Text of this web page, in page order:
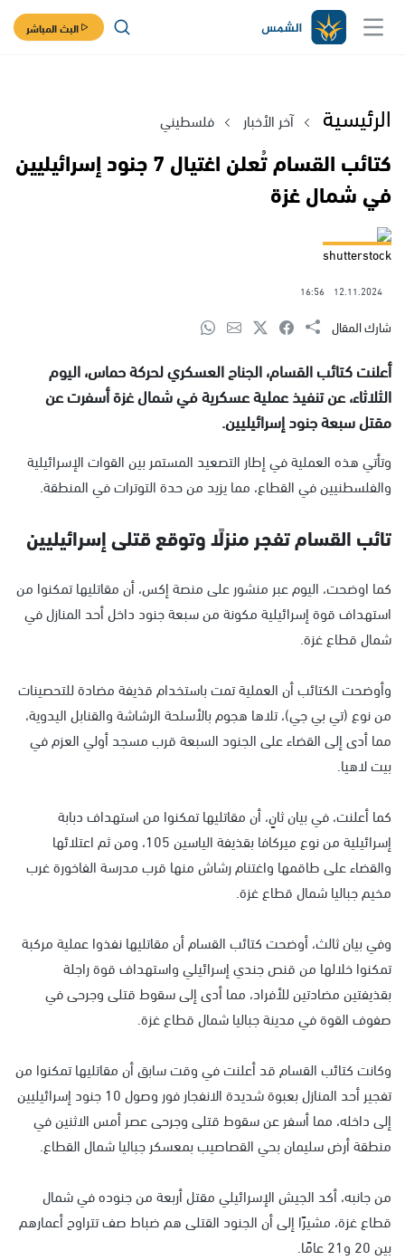
البث المباشر
الرئيسية آخر الأخبار فلسطيني
كتائب القسام تُعلن اغتيال 7 جنود إسرائيليين
في شمال غزة
shutterstock
12.11.2024
16:56
شارك المقال
أعلنت كتائب القسام، الجناح العسكري لحركة حماس، اليوم
الثلاثاء، عن تنفيذ عملية عسكرية في شمال غزة أسفرت عن
مقتل سبعة جنود إسرائيليين.
وتأتي هذه العملية في إطار التصعيد المستمر بين القوات الإسرائيلية
والفلسطنيين في القطاع، مما يزيد من حدة التوترات في المنطقة.
تائب القسام تفجر منزلًا وتوقع قتلى إسرائيليين
كما اوضحت، اليوم عبر منشور على منصة إكس، أن مقاتليها تمكنوا من
استهداف قوة إسرائيلية مكونة من سبعة جنود داخل أحد المنازل في
شمال قطاع غزة.
وأوضحت الكتائب أن العملية تمت باستخدام قذيفة مضادة للتحصينات
من نوع (تي بي جي)، تلاها هجوم بالأسلحة الرشاشة والقنابل اليدوية،
مما أدى إلى القضاء على الجنود السبعة قرب مسجد أولي العزم في
بيت لاهيا.
كما أعلنت، في بيان ثانٍ، أن مقاتليها تمكنوا من استهداف دبابة
إسرائيلية من نوع ميركافا بقذيفة الياسين 105، ومن ثم اعتلائها
والقضاء على طاقمها واغتنام رشاش منها قرب مدرسة الفاخورة غرب
مخيم جباليا شمال قطاع غزة.
وفي بيان ثالث، أوضحت كتائب القسام أن مقاتليها نفذوا عملية مركبة
تمكنوا خلالها من قنص جندي إسرائيلي واستهداف قوة راجلة
بقذيفتين مضادتين للأفراد، مما أدى إلى سقوط قتلى وجرحى في
صفوف القوة في مدينة جباليا شمال قطاع غزة.
وكانت كتائب القسام قد أعلنت في وقت سابق أن مقاتليها تمكنوا من
تفجير أحد المنازل بعبوة شديدة الانفجار فور وصول 10 جنود إسرائيليين
إلى داخله، مما أسفر عن سقوط قتلى وجرحى عصر أمس الاثنين في
منطقة أرض سليمان بحي القصاصيب بمعسكر جباليا شمال القطاع.
من جانبه، أكد الجيش الإسرائيلي مقتل أربعة من جنوده في شمال
قطاع غزة، مشيرًا إلى أن الجنود القتلى هم ضباط صف تتراوح أعمارهم
بين 20 و21 عامًا.